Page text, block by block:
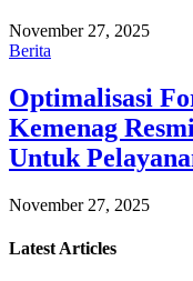
November 27, 2025
Berita
Optimalisasi
Kemenag
Untuk
November 27, 2025
Latest Articles